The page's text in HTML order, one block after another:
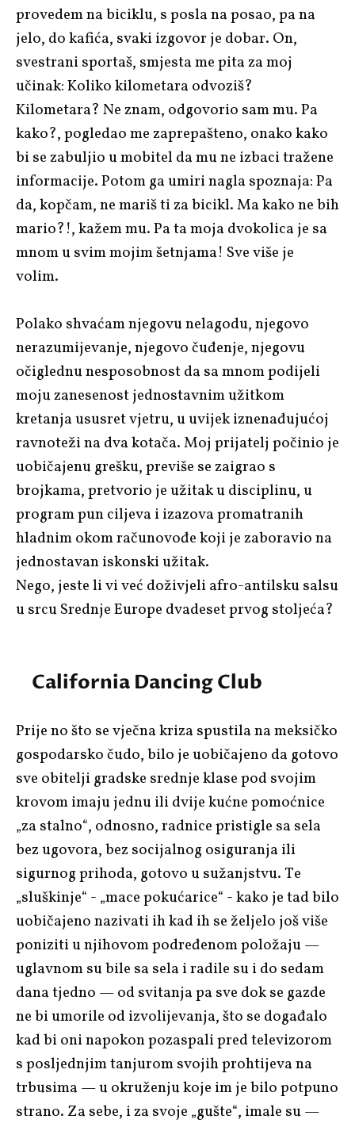
provedem na biciklu, s posla na posao, pa na
jelo, do kafića, svaki izgovor je dobar. On,
svestrani sportaš, smjesta me pita za moj
učinak: Koliko kilometara odvoziš?
Kilometara? Ne znam, odgovorio sam mu. Pa
kako?, pogledao me zaprepašteno, onako kako
bi se zabuljio u mobitel da mu ne izbaci tražene
informacije. Potom ga umiri nagla spoznaja: Pa
da, kopčam, ne mariš ti za bicikl. Ma kako ne bih
mario?!, kažem mu. Pa ta moja dvokolica je sa
mnom u svim mojim šetnjama! Sve više je
volim.
Polako shvaćam njegovu nelagodu, njegovo
nerazumijevanje, njegovo čuđenje, njegovu
očiglednu nesposobnost da sa mnom podijeli
moju zanesenost jednostavnim užitkom
kretanja ususret vjetru, u uvijek iznenađujućoj
ravnoteži na dva kotača. Moj prijatelj počinio je
uobičajenu grešku, previše se zaigrao s
brojkama, pretvorio je užitak u disciplinu, u
program pun ciljeva i izazova promatranih
hladnim okom računovođe koji je zaboravio na
jednostavan iskonski užitak.
Nego, jeste li vi već doživjeli afro-antilsku salsu
u srcu Srednje Europe dvadeset prvog stoljeća?
California Dancing Club
Prije no što se vječna kriza spustila na meksičko
gospodarsko čudo, bilo je uobičajeno da gotovo
sve obitelji gradske srednje klase pod svojim
krovom imaju jednu ili dvije kućne pomoćnice
„za stalno“, odnosno, radnice pristigle sa sela
bez ugovora, bez socijalnog osiguranja ili
sigurnog prihoda, gotovo u sužanjstvu. Te
„sluškinje“ - „mace pokućarice“ - kako je tad bilo
uobičajeno nazivati ih kad ih se željelo još više
poniziti u njihovom podređenom položaju —
uglavnom su bile sa sela i radile su i do sedam
dana tjedno — od svitanja pa sve dok se gazde
ne bi umorile od izvolijevanja, što se događalo
kad bi oni napokon pozaspali pred televizorom
s posljednjim tanjurom svojih prohtijeva na
trbusima — u okruženju koje im je bilo potpuno
strano. Za sebe, i za svoje „gušte“, imale su —